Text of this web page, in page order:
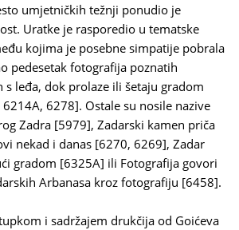
umjetničkih težnji ponudio je
Uratke je rasporedio u tematske
kojima je posebne simpatije pobrala
pedesetak fotografija poznatih
s leđa, dok prolaze ili šetaju gradom
6278]. Ostale su nosile nazive
Zadra [5979], Zadarski kamen priča
nekad i danas [6270, 6269], Zadar
gradom [6325A] ili Fotografija govori
Arbanasa kroz fotografiju [6458].
i sadržajem drukčija od Goićeva